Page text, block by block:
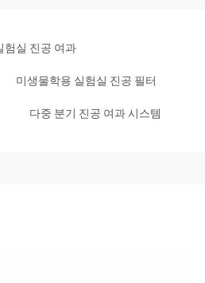
험실 진공 여과
미생물학용 실험실 진공 필터
다중 분기 진공 여과 시스템